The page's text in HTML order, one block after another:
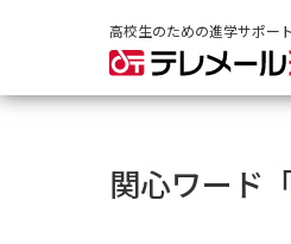
高校生のための進学サポー
関心ワード